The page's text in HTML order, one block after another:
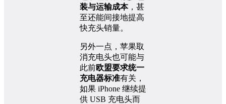
装与运输成本，甚
至还能间接地提高
快充头销量。
另外一点，苹果取
消充电头也可能与
此前欧盟要求统一
充电器标准有关，
如果 iPhone 继续提
供 USB 充电头而